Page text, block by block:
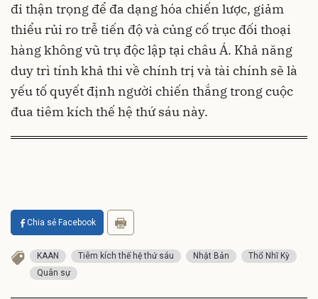
đi thận trọng để đa dạng hóa chiến lược, giảm
thiểu rủi ro trễ tiến độ và củng cố trục đối thoại
hàng không vũ trụ độc lập tại châu Á. Khả năng
duy trì tính khả thi về chính trị và tài chính sẽ là
yếu tố quyết định người chiến thắng trong cuộc
đua tiêm kích thế hệ thứ sáu này.
Chia sẻ Facebook
KAAN Tiêm kích thế hệ thứ sáu Nhật Bản
Thổ Nhĩ Kỳ
Quân sự